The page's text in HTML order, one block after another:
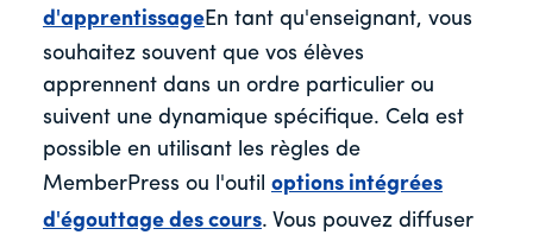
d'apprentissageEn tant qu'enseignant, vous
souhaitez souvent que vos élèves
apprennent dans un ordre particulier ou
suivent une dynamique spécifique. Cela est
possible en utilisant les règles de
MemberPress ou l'outil options intégrées
d'égouttage des cours. Vous pouvez diffuser